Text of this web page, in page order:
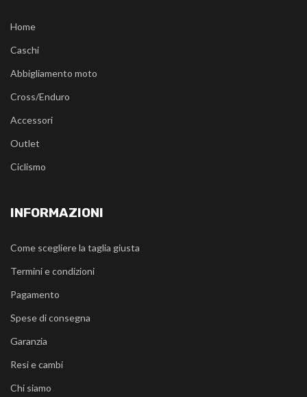
Home
Caschi
Abbigliamento moto
Cross/Enduro
Accessori
Outlet
Ciclismo
INFORMAZIONI
Come scegliere la taglia giusta
Termini e condizioni
Pagamento
Spese di consegna
Garanzia
Resi e cambi
Chi siamo